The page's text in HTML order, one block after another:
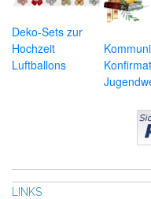
Deko-Sets zur
Hochzeit
Luftballons
LINKS